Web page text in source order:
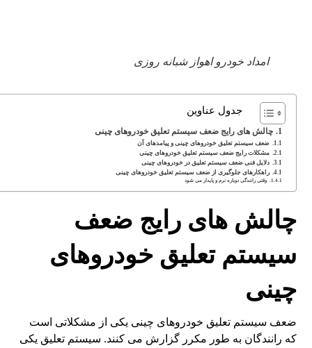
امداد خودرو اهواز شبانه روزی
جدول عناوین
چالش های رایج ضعف سیستم تعلیق خودروهای چینی
ضعف سیستم تعلیق خودروهای چینی و پیامدهای آن
مشکلات رایج ضعف سیستم تعلیق خودروهای چینی
دلایل فنی ضعف سیستم تعلیق در خودروهای چینی
راهکارهای جلوگیری از ضعف سیستم تعلیق خودروهای چینی
وقتی رانندگی دوباره نرم و پایدار می شود
چالش های رایج ضعف
سیستم تعلیق خودروهای
چینی
ضعف سیستم تعلیق خودروهای چینی یکی از مشکلاتی است
که رانندگان به طور مکرر گزارش می کنند. سیستم تعلیق یکی